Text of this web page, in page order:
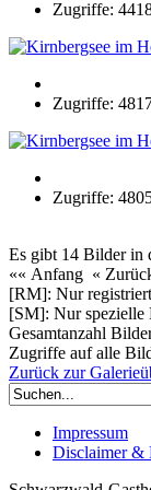
Zugriffe:
Zugriffe:
Zugriffe:
Es gibt 14 Bilder in
«« Anfang «
[RM]: Nur
[SM]: Nur spezielle
Gesamtanzahl
Zugriffe auf alle
Zurück zur
Impressum
Disclaimer &